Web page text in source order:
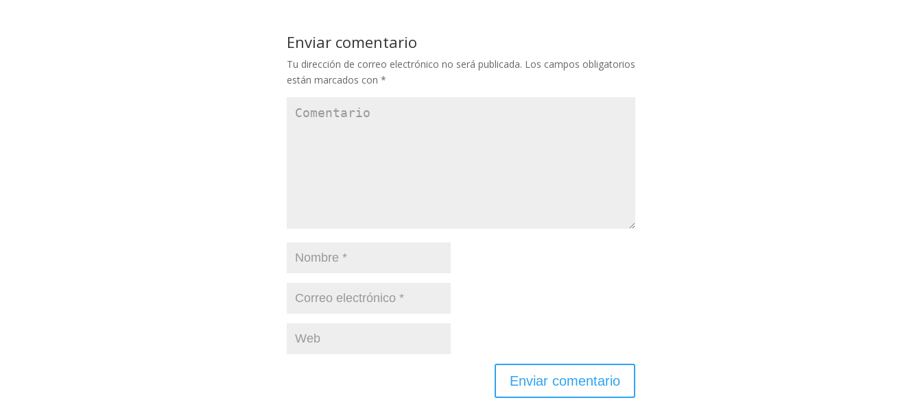
Enviar comentario
Tu dirección de correo electrónico no será publicada. Los campos obligatorios
están marcados con *